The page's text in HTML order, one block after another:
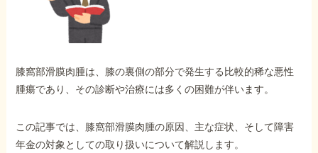
非対面で申請できる
ホーム
障害年金の基礎知識
膝窩部滑膜肉腫は、膝の裏側の部分で発生する比較的稀な悪性
腫瘍であり、その診断や治療には多くの困難が伴います。
この記事では、膝窩部滑膜肉腫の原因、主な症状、そして障害
年金の対象としての取り扱いについて解説します。